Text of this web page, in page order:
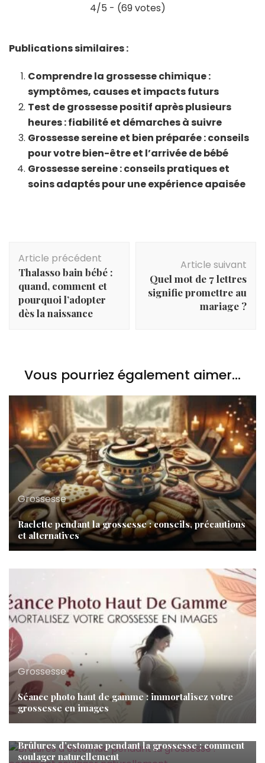
4/5 - (69 votes)
Publications similaires :
Comprendre la grossesse chimique :
symptômes, causes et impacts futurs
Test de grossesse positif après plusieurs
heures : fiabilité et démarches à suivre
Grossesse sereine et bien préparée : conseils
pour votre bien-être et l’arrivée de bébé
Grossesse sereine : conseils pratiques et
soins adaptés pour une expérience apaisée
d'article
Article précédent
Thalasso bain bébé :
quand, comment et
pourquoi l’adopter
dès la naissance
Article suivant
Quel mot de 7 lettres
signifie promettre au
mariage ?
Vous pourriez également aimer...
Grossesse
Raclette pendant la grossesse : conseils, précautions
et alternatives
Grossesse
Séance photo haut de gamme : immortalisez votre
grossesse en images
Grossesse
Brûlures d’estomac pendant la grossesse : comment
soulager naturellement